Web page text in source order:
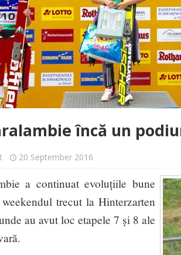
încă un
20 September 2016
a continuat evoluțiile bune
trecut la Hinterzarten
au avut loc etapele 7 și 8 ale